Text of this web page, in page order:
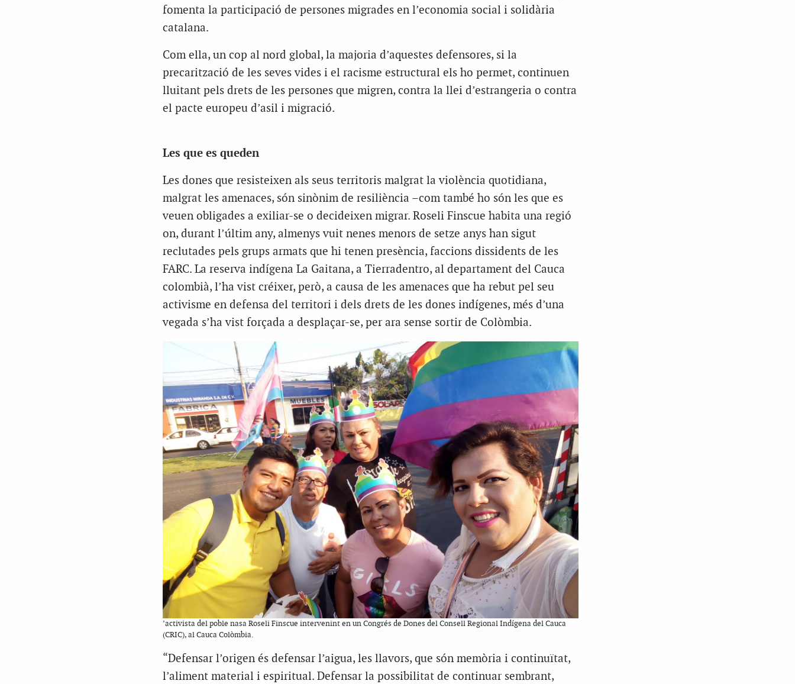
fomenta la participació de persones migrades en l’economia social i solidària
catalana.
Com ella, un cop al nord global, la majoria d’aquestes defensores, si la
precarització de les seves vides i el racisme estructural els ho permet, continuen
lluitant pels drets de les persones que migren, contra la llei d’estrangeria o contra
el pacte europeu d’asil i migració.
Les que es queden
Les dones que resisteixen als seus territoris malgrat la violència quotidiana,
malgrat les amenaces, són sinònim de resiliència –com també ho són les que es
veuen obligades a exiliar-se o decideixen migrar. Roseli Finscue habita una regió
on, durant l’últim any, almenys vuit nenes menors de setze anys han sigut
reclutades pels grups armats que hi tenen presència, faccions dissidents de les
FARC. La reserva indígena La Gaitana, a Tierradentro, al departament del Cauca
colombià, l’ha vist créixer, però, a causa de les amenaces que ha rebut pel seu
activisme en defensa del territori i dels drets de les dones indígenes, més d’una
vegada s’ha vist forçada a desplaçar-se, per ara sense sortir de Colòmbia.
’activista del poble nasa Roseli Finscue intervenint en un Congrés de Dones del Consell Regional Indígena del Cauca
(CRIC), al Cauca Colòmbia.
“Defensar l’origen és defensar l’aigua, les llavors, que són memòria i continuïtat,
l’aliment material i espiritual. Defensar la possibilitat de continuar sembrant,